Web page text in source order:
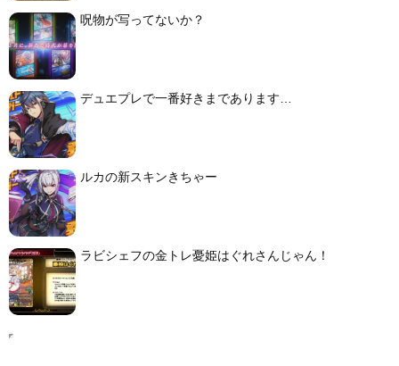
呪物が写ってないか？
デュエプレで一番好きまであります…
ルカの新スキンきちゃー
ラビシェフの金トレ憂姫はぐれさんじゃん！